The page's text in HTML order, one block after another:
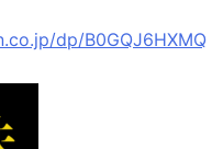
dp/B0GQJ6HXMQ